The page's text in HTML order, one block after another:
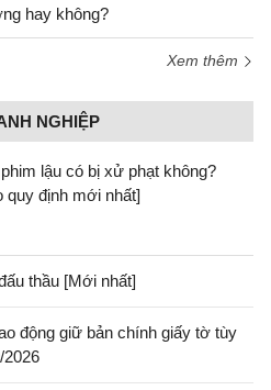
hay không?
Xem thêm
NGHIỆP
lậu có bị xử phạt không?
quy định mới nhất]
thầu [Mới nhất]
động giữ bản chính giấy tờ tùy
2026